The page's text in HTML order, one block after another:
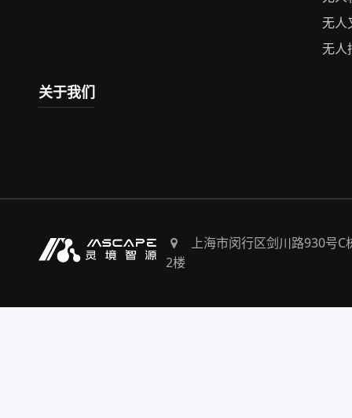
无人
无人
关于我们
上海市闵行区剑川路930号C
2楼